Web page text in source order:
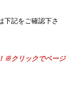
記をご確認下さ
※クリックでページ